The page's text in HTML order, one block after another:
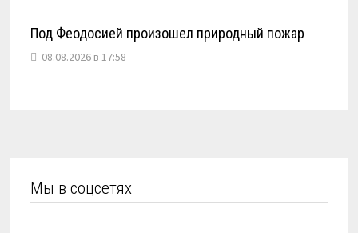
Под Феодосией произошел природный пожар
08.08.2026 в 17:58
Мы в соцсетях